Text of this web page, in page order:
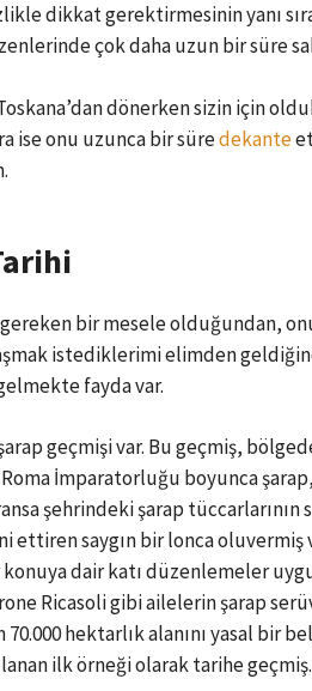
dikkat gerektirmesinin yanı
çok daha uzun bir süre
dönerken sizin için
ise onu uzunca bir süredekante
bir mesele olduğundan,
istediklerimi elimden
fayda var.
geçmişi var. Bu geçmiş,
Roma İmparatorluğu boyunca
şehrindeki şarap tüccarlarının
ettiren saygın bir lonca
dair katı düzenlemeler
Ricasoli gibi ailelerin şarap
hektarlık alanını yasal bir
ilk örneği olarak tarihe geçmiş.